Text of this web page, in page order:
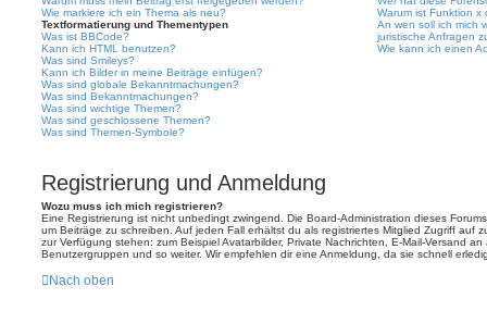
Wie markiere ich ein Thema als neu?
Textformatierung und Thementypen
Was ist BBCode?
Kann ich HTML benutzen?
Was sind Smileys?
Kann ich Bilder in meine Beiträge einfügen?
Was sind globale Bekanntmachungen?
Was sind Bekanntmachungen?
Was sind wichtige Themen?
Was sind geschlossene Themen?
Was sind Themen-Symbole?
Warum ist Funktion
An wen soll ich mich
juristische Anfragen
Wie kann ich einen
Registrierung und Anmeldung
Wozu muss ich mich registrieren?
Eine Registrierung ist nicht unbedingt zwingend. Die Board-Administration dieses
um Beiträge zu schreiben. Auf jeden Fall erhältst du als registriertes Mitglied Zugriff auf
zur Verfügung stehen: zum Beispiel Avatarbilder, Private Nachrichten, E-Mail-Versand
Benutzergruppen und so weiter. Wir empfehlen dir eine Anmeldung, da sie schnell
Nach oben